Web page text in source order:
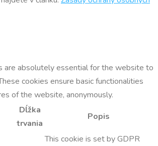
are absolutely essential for the website to
cookies ensure basic functionalities
of the website, anonymously.
Dĺžka
trvania
Popis
This cookie is set by GDPR